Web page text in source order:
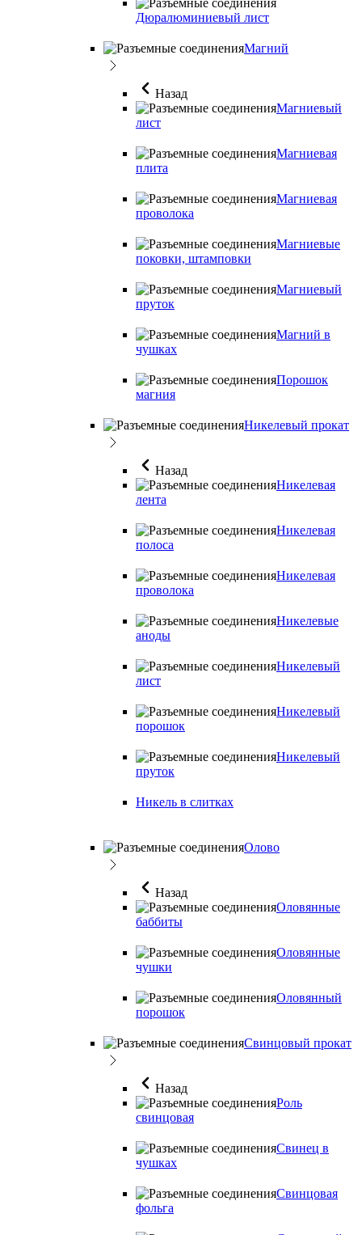
Дюралюминиевый лист
Магний
Назад
Магниевый
лист
Магниевая
плита
Магниевая
проволока
Магниевые
поковки, штамповки
Магниевый
пруток
Магний в
чушках
Порошок
магния
Никелевый прокат
Назад
Никелевая
лента
Никелевая
полоса
Никелевая
проволока
Никелевые
аноды
Никелевый
лист
Никелевый
порошок
Никелевый
пруток
Никель в слитках
Олово
Назад
Оловянные
баббиты
Оловянные
чушки
Оловянный
порошок
Свинцовый прокат
Назад
Роль
свинцовая
Свинец в
чушках
Свинцовая
фольга